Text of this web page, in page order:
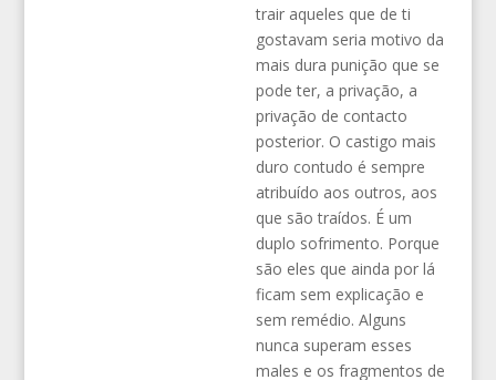
trair aqueles que de ti
gostavam seria motivo da
mais dura punição que se
pode ter, a privação, a
privação de contacto
posterior. O castigo mais
duro contudo é sempre
atribuído aos outros, aos
que são traídos. É um
duplo sofrimento. Porque
são eles que ainda por lá
ficam sem explicação e
sem remédio. Alguns
nunca superam esses
males e os fragmentos de